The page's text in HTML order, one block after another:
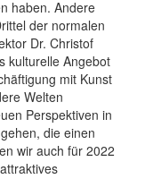
haben. Andere
der normalen
Dr. Christof
kulturelle Angebot
mit Kunst
Welten
Perspektiven in
die einen
wir auch für 2022